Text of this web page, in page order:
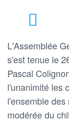
L'Assemblée
s'est tenue le
Pascal
l'unanimité les
l'ensemble
modérée du